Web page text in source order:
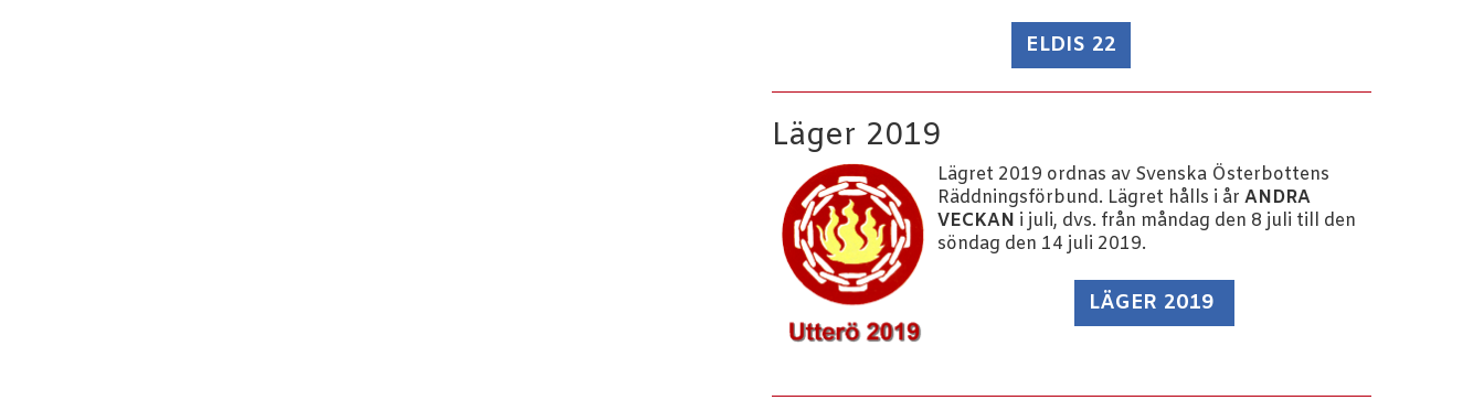
ELDIS 22
Läger 2019
Lägret 2019 ordnas av Svenska Österbottens
Räddningsförbund. Lägret hålls i år ANDRA
VECKAN i juli, dvs. från måndag den 8 juli till den
söndag den 14 juli 2019.
LÄGER 2019